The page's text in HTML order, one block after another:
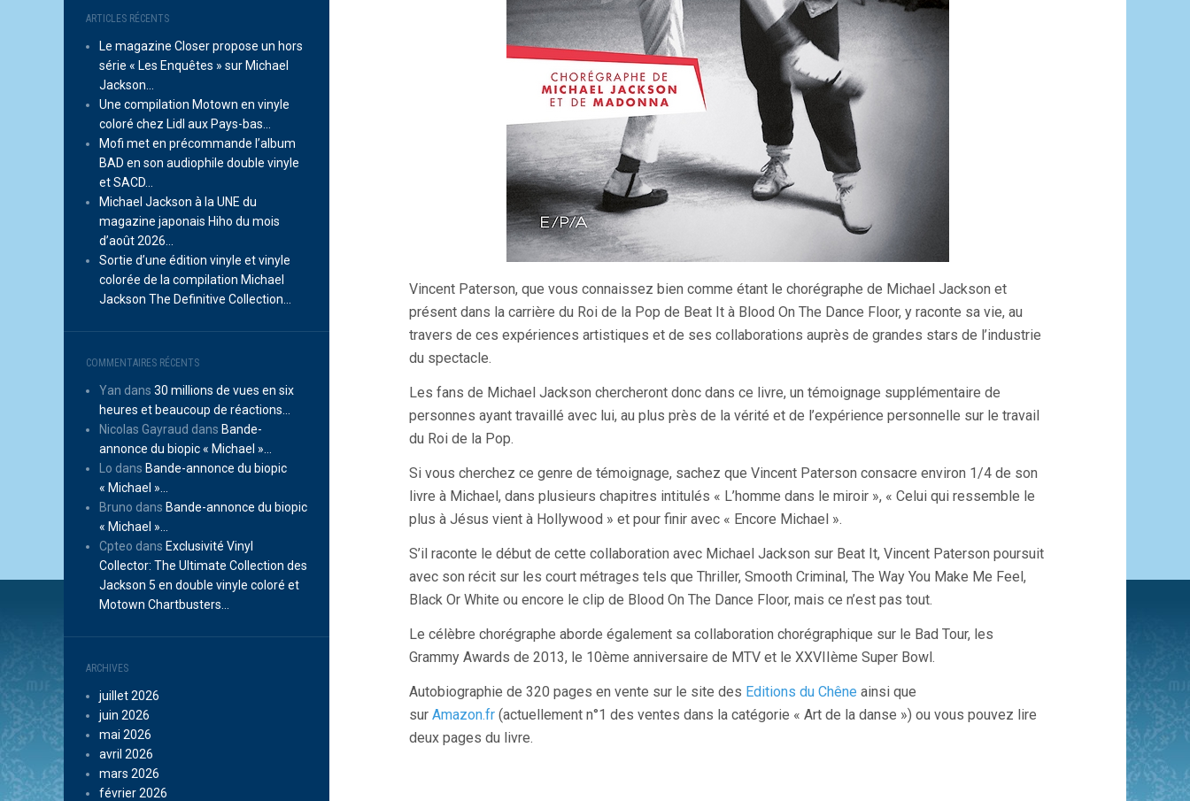
ARTICLES RÉCENTS
Le magazine Closer propose un hors
série « Les Enquêtes » sur Michael
Jackson…
Une compilation Motown en vinyle
coloré chez Lidl aux Pays-bas…
Mofi met en précommande l’album
BAD en son audiophile double vinyle
et SACD…
Michael Jackson à la UNE du
magazine japonais Hiho du mois
d’août 2026…
Sortie d’une édition vinyle et vinyle
colorée de la compilation Michael
Jackson The Definitive Collection…
COMMENTAIRES RÉCENTS
Yan dans 30 millions de vues en six
heures et beaucoup de réactions…
Nicolas Gayraud dans Bande-
annonce du biopic « Michael »…
Lo dans Bande-annonce du biopic
« Michael »…
Bruno dans Bande-annonce du biopic
« Michael »…
Cpteo dans Exclusivité Vinyl
Collector: The Ultimate Collection des
Jackson 5 en double vinyle coloré et
Motown Chartbusters…
ARCHIVES
juillet 2026
juin 2026
mai 2026
avril 2026
mars 2026
février 2026
Vincent Paterson, que vous connaissez bien comme étant le chorégraphe de Michael Jackson et
présent dans la carrière du Roi de la Pop de Beat It à Blood On The Dance Floor, y raconte sa vie, au
travers de ces expériences artistiques et de ses collaborations auprès de grandes stars de l’industrie
du spectacle.
Les fans de Michael Jackson chercheront donc dans ce livre, un témoignage supplémentaire de
personnes ayant travaillé avec lui, au plus près de la vérité et de l’expérience personnelle sur le travail
du Roi de la Pop.
Si vous cherchez ce genre de témoignage, sachez que Vincent Paterson consacre environ 1/4 de son
livre à Michael, dans plusieurs chapitres intitulés « L’homme dans le miroir », « Celui qui ressemble le
plus à Jésus vient à Hollywood » et pour finir avec « Encore Michael ».
S’il raconte le début de cette collaboration avec Michael Jackson sur Beat It, Vincent Paterson poursuit
avec son récit sur les court métrages tels que Thriller, Smooth Criminal, The Way You Make Me Feel,
Black Or White ou encore le clip de Blood On The Dance Floor, mais ce n’est pas tout.
Le célèbre chorégraphe aborde également sa collaboration chorégraphique sur le Bad Tour, les
Grammy Awards de 2013, le 10ème anniversaire de MTV et le XXVIIème Super Bowl.
Autobiographie de 320 pages en vente sur le site des Editions du Chêne ainsi que
sur Amazon.fr (actuellement n°1 des ventes dans la catégorie « Art de la danse ») ou vous pouvez lire
deux pages du livre.